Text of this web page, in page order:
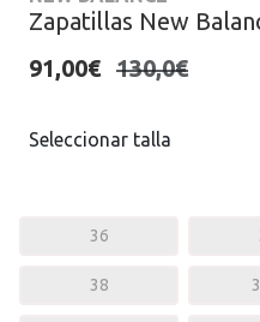
Zapatillas New
91,00€ 130,0€
Seleccionar talla
36
38